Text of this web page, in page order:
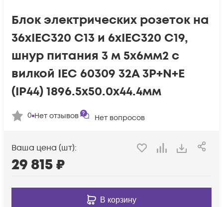
Блок электрических розеток на
36хIEC320 C13 и 6хIEC320 C19,
шнур питания 3 м 5x6мм2 с
вилкой IEC 60309 32A 3P+N+E
(IP44) 1896.5х50.0х44.4мм
0 Нет отзывов Нет вопросов
Ваша цена (шт):
29 815₽
В корзину